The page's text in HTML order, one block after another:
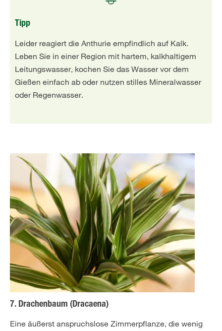
Tipp
Leider reagiert die Anthurie empfindlich auf Kalk.
Leben Sie in einer Region mit hartem, kalkhaltigem
Leitungswasser, kochen Sie das Wasser vor dem
Gießen einfach ab oder nutzen stilles Mineralwasser
oder Regenwasser.
7. Drachenbaum (Dracaena)
Eine äußerst anspruchslose Zimmerpflanze, die wenig